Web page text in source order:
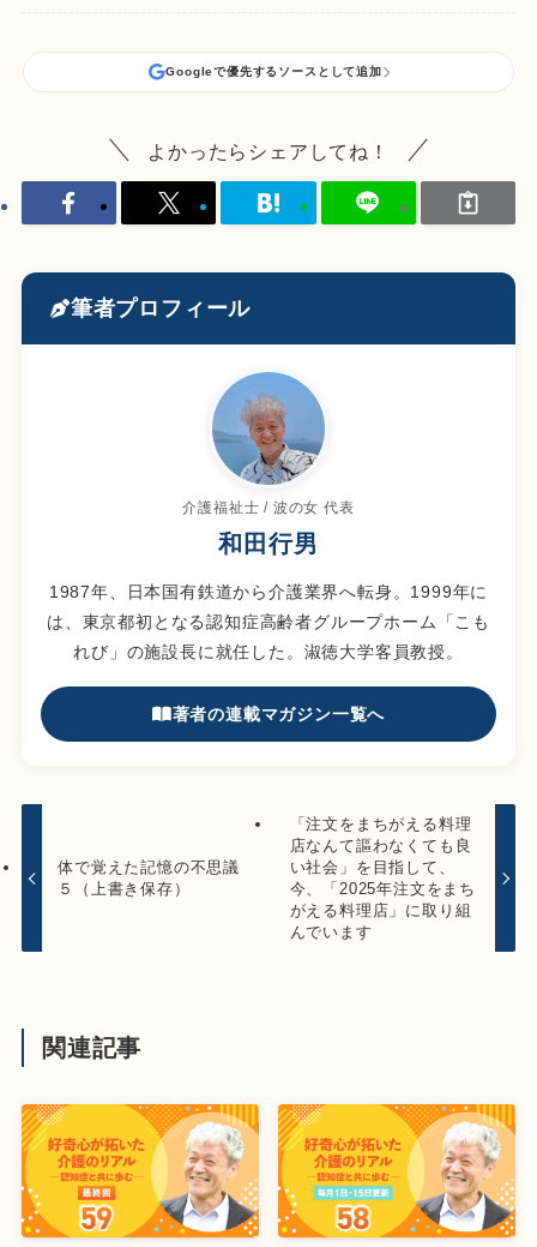
Googleで優先するソースとして追加
よかったらシェアしてね！
筆者プロフィール
介護福祉士 / 波の女 代表
和田行男
1987年、日本国有鉄道から介護業界へ転身。1999年に
は、東京都初となる認知症高齢者グループホーム「こも
れび」の施設長に就任した。淑徳大学客員教授。
著者の連載マガジン一覧へ
体で覚えた記憶の不思議
５（上書き保存）
「注文をまちがえる料理
店なんて謳わなくても良
い社会」を目指して、
今、「2025年注文をまち
がえる料理店」に取り組
んでいます
関連記事